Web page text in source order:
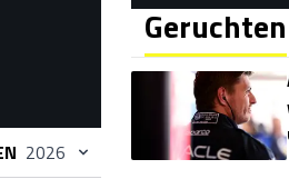
Geruchten